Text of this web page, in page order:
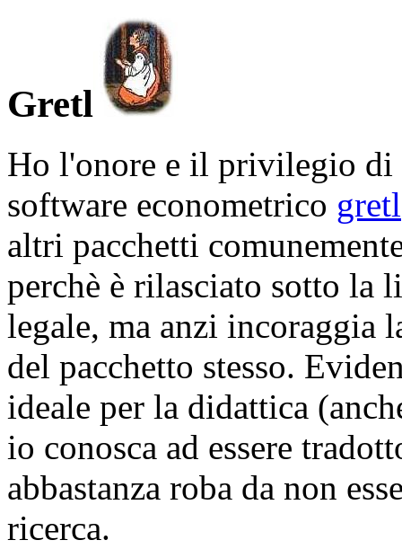
Gretl
Ho l'onore e il privilegio
software econometrico gretl
altri pacchetti
perchè è rilasciato sotto la
legale, ma anzi incoraggia
del pacchetto stesso.
ideale per la didattica
io conosca ad essere
abbastanza roba da non
ricerca.